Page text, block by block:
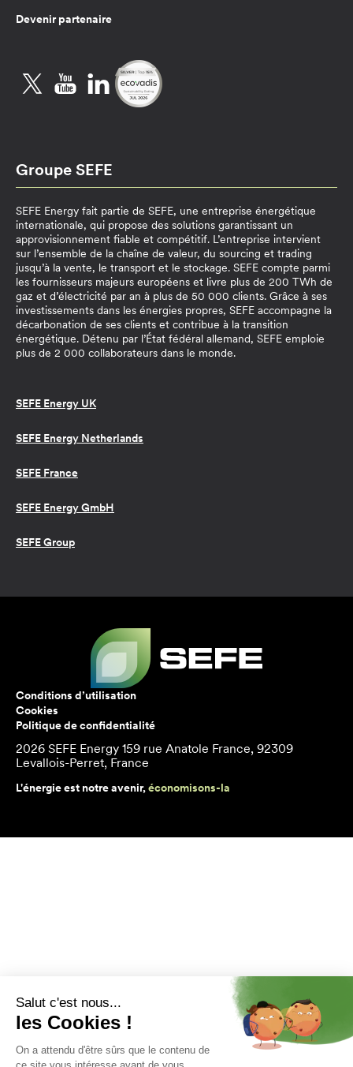
Devenir partenaire
TwitterYouTubeLinkedIn
Groupe SEFE
SEFE Energy fait partie de SEFE, une entreprise énergétique
internationale, qui propose des solutions garantissant un
approvisionnement fiable et compétitif. L’entreprise intervient
sur l’ensemble de la chaîne de valeur, du sourcing et trading
jusqu’à la vente, le transport et le stockage. SEFE compte parmi
les fournisseurs majeurs européens et livre plus de 200 TWh de
gaz et d’électricité par an à plus de 50 000 clients. Grâce à ses
investissements dans les énergies propres, SEFE accompagne la
décarbonation de ses clients et contribue à la transition
énergétique. Détenu par l’État fédéral allemand, SEFE emploie
plus de 2 000 collaborateurs dans le monde.
SEFE Energy UK
SEFE Energy Netherlands
SEFE France
SEFE Energy GmbH
SEFE Group
Conditions d’utilisation
Cookies
Politique de confidentialité
2026 SEFE Energy 159 rue Anatole France, 92309
Levallois-Perret, France
L'énergie est notre avenir,économisons-la